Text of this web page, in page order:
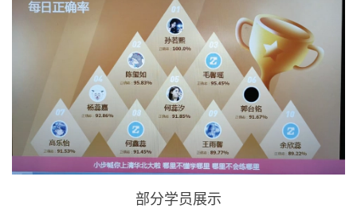
部分学员展示